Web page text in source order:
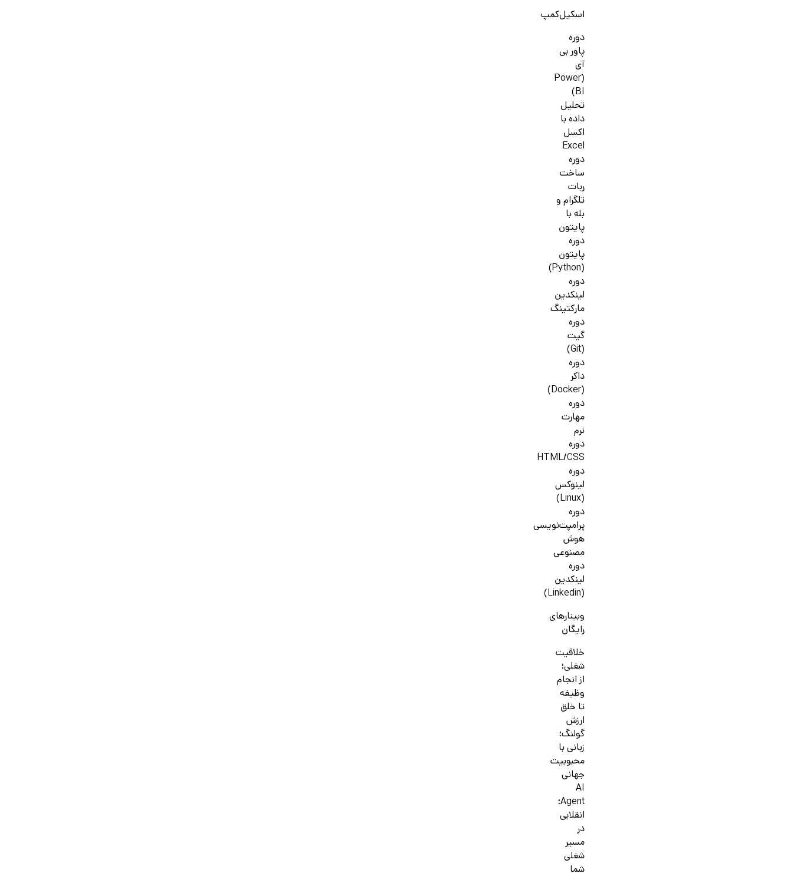
اسکیل‌کمپ
دوره
پاور بی
آی
(Power
BI)
تحلیل
داده با
اکسل
Excel
دوره
ساخت
ربات
تلگرام و
بله با
پایتون
دوره
پایتون
(Python)
دوره
لینکدین
مارکتینگ
دوره
گیت
(Git)
دوره
داکر
(Docker)
دوره
مهارت
نرم
دوره
HTML/CSS
دوره
لینوکس
(Linux)
دوره
پرامپت‌نویسی
هوش
مصنوعی
دوره
لینکدین
(Linkedin)
وبینارهای
رایگان
خلاقیت
شغلی؛
از انجام
وظیفه
تا خلق
ارزش
گولنگ؛
زبانی با
محبوبیت
جهانی
AI
Agent؛
انقلابی
در
مسیر
شغلی